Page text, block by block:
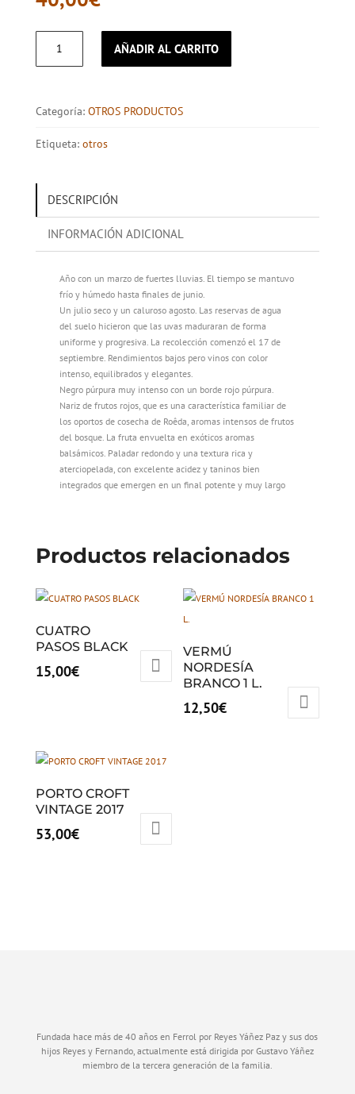
CROFT
QUINTA
cantidad
AÑADIR AL CARRITO
Categoría: OTROS PRODUCTOS
Etiqueta: otros
DESCRIPCIÓN
INFORMACIÓN ADICIONAL
Año con un marzo de fuertes lluvias. El tiempo se mantuvo
frío y húmedo hasta finales de junio.
Un julio seco y un caluroso agosto. Las reservas de agua
del suelo hicieron que las uvas maduraran de forma
uniforme y progresiva. La recolección comenzó el 17 de
septiembre. Rendimientos bajos pero vinos con color
intenso, equilibrados y elegantes.
Negro púrpura muy intenso con un borde rojo púrpura.
Nariz de frutos rojos, que es una característica familiar de
los oportos de cosecha de Roêda, aromas intensos de frutos
del bosque. La fruta envuelta en exóticos aromas
balsámicos. Paladar redondo y una textura rica y
aterciopelada, con excelente acidez y taninos bien
integrados que emergen en un final potente y muy largo
Productos relacionados
CUATRO
PASOS BLACK
15,00€
VERMÚ
NORDESÍA
BRANCO 1 L.
12,50€
PORTO CROFT
VINTAGE 2017
53,00€
Fundada hace más de 40 años en Ferrol por Reyes Yáñez Paz y sus dos
hijos Reyes y Fernando, actualmente está dirigida por Gustavo Yáñez
miembro de la tercera generación de la familia.